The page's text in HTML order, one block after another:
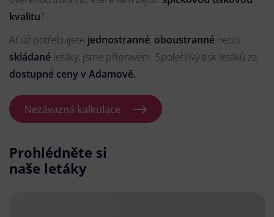
kvalitu?
Ať už potřebujete jednostranné, oboustranné nebo
skládané letáky, jsme připraveni. Spolehlivý tisk letáků za
dostupné ceny v Adamově.
Nezávazná kalkulace
Prohlédněte si
naše letáky